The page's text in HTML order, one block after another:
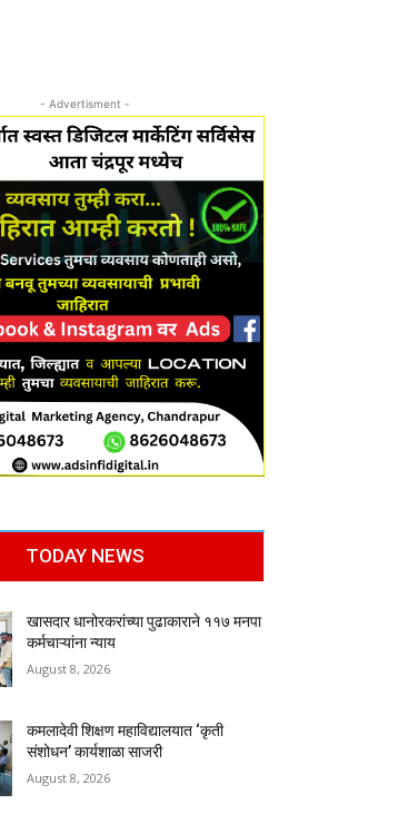
- Advertisment -
TODAY NEWS
खासदार धानोरकरांच्या पुढाकाराने ११७ मनपा
कर्मचाऱ्यांना न्याय
August 8, 2026
कमलादेवी शिक्षण महाविद्यालयात ‘कृती
संशोधन’ कार्यशाळा साजरी
August 8, 2026